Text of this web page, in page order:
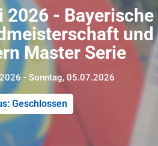
2026 - Bayerische
und
Master Serie
- Sonntag, 05.07.2026
Geschlossen